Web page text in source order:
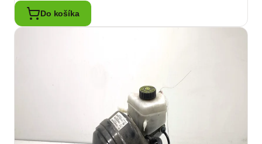
Do košíka